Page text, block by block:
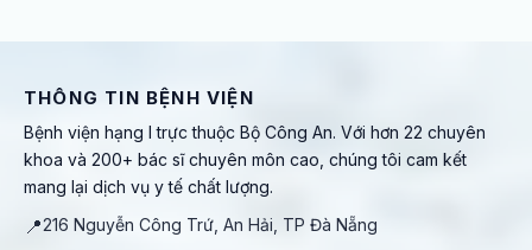
THÔNG TIN BỆNH VIỆN
Bệnh viện hạng I trực thuộc Bộ Công An. Với hơn 22 chuyên
khoa và 200+ bác sĩ chuyên môn cao, chúng tôi cam kết
mang lại dịch vụ y tế chất lượng.
📍216 Nguyễn Công Trứ, An Hải, TP Đà Nẵng